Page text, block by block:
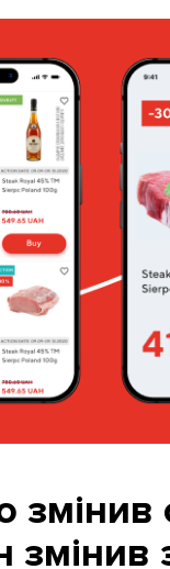
змінив
змінив